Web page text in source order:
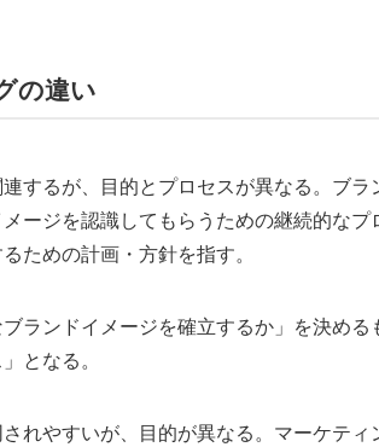
の違い
するが、目的とプロセスが異なる。 ブラ
ージを認識してもらうための継続的なプ
ための計画・方針を指す。
ランドイメージを確立するか」を決める
」となる。
れやすいが、目的が異なる。マーケティ